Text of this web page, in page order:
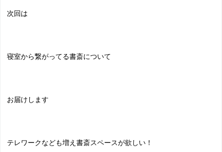
次回は
寝室から繋がってる書斎について
お届けします
テレワークなども増え書斎スペースが欲しい！